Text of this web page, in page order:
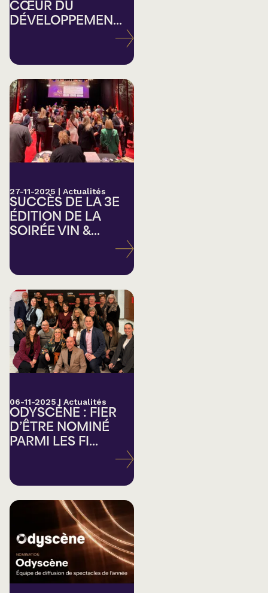
CŒUR DU
DÉVELOPPEMEN...
27-11-2025 | Actualités
SUCCÈS DE LA 3E
ÉDITION DE LA
SOIRÉE VIN &...
06-11-2025 | Actualités
ODYSCÈNE : FIER
D’ÊTRE NOMINÉ
PARMI LES FI...